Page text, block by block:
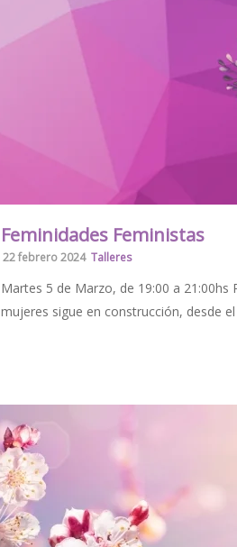
Feminidades Feministas
22 febrero 2024 Talleres
Martes 5 de Marzo, de 19:00 a
mujeres sigue en construcción, desde